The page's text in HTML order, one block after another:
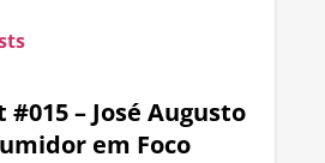
#015 – José Augusto
em Foco